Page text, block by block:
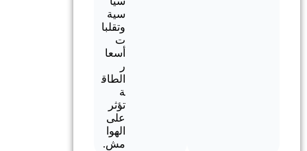
سية
وتقلبا
ت
أسعا
ر
الطاق
ة
تؤثر
على
الهوا
مش.